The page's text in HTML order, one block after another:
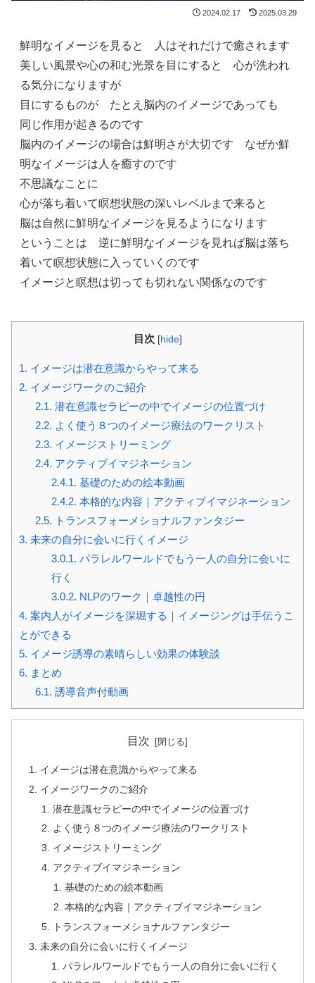
2024.02.17 2025.03.29
鮮明なイメージを見ると 人はそれだけで癒されます
美しい風景や心の和む光景を目にすると 心が洗われ
る気分になりますが
目にするものが たとえ脳内のイメージであっても
同じ作用が起きるのです
脳内のイメージの場合は鮮明さが大切です なぜか鮮
明なイメージは人を癒すのです
不思議なことに
心が落ち着いて瞑想状態の深いレベルまで来ると
脳は自然に鮮明なイメージを見るようになります
ということは 逆に鮮明なイメージを見れば脳は落ち
着いて瞑想状態に入っていくのです
イメージと瞑想は切っても切れない関係なのです
目次 [hide]
1. イメージは潜在意識からやって来る
2. イメージワークのご紹介
2.1. 潜在意識セラピーの中でイメージの位置づけ
2.2. よく使う８つのイメージ療法のワークリスト
2.3. イメージストリーミング
2.4. アクティブイマジネーション
2.4.1. 基礎のための絵本動画
2.4.2. 本格的な内容｜アクティブイマジネーション
2.5. トランスフォーメショナルファンタジー
3. 未来の自分に会いに行くイメージ
3.0.1. パラレルワールドでもう一人の自分に会いに
行く
3.0.2. NLPのワーク｜卓越性の円
4. 案内人がイメージを深堀する｜イメージングは手伝うこ
とができる
5. イメージ誘導の素晴らしい効果の体験談
6. まとめ
6.1. 誘導音声付動画
目次
イメージは潜在意識からやって来る
イメージワークのご紹介
潜在意識セラピーの中でイメージの位置づけ
よく使う８つのイメージ療法のワークリスト
イメージストリーミング
アクティブイマジネーション
基礎のための絵本動画
本格的な内容｜アクティブイマジネーション
トランスフォーメショナルファンタジー
未来の自分に会いに行くイメージ
パラレルワールドでもう一人の自分に会いに行く